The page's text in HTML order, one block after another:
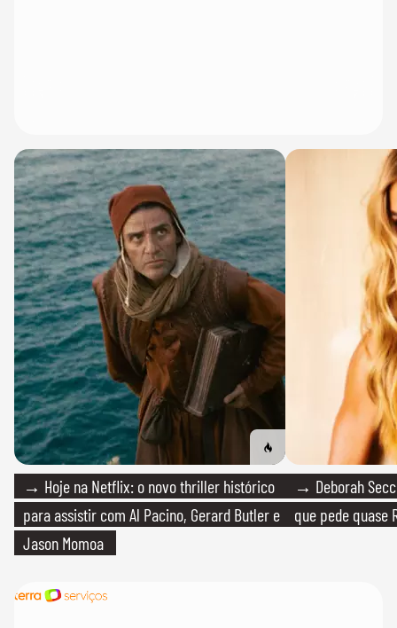
→ Hoje na Netflix: o novo thriller histórico
para assistir com Al Pacino, Gerard Butler e
Jason Momoa
→ Deborah
que pede quase